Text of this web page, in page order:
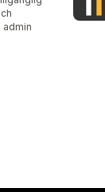
admin